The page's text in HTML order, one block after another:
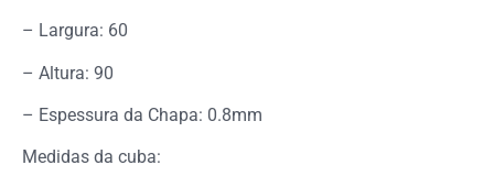
– Largura: 60
– Altura: 90
– Espessura da Chapa: 0.8mm
Medidas da cuba: